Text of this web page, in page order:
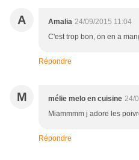
A Amalia 24/09/2015 11:04
C'est trop bon, on en a
Répondre
M mélie melo en cuisine 24/
Miammmm j adore les
Répondre